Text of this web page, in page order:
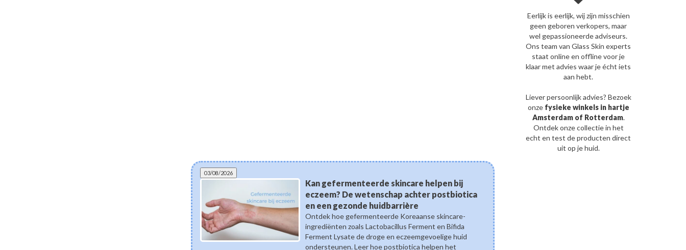
Eerlijk is eerlijk, wij zijn misschien
geen geboren verkopers, maar
wel gepassioneerde adviseurs.
Ons team van Glass Skin experts
staat online en offline voor je
klaar met advies waar je écht iets
aan hebt.
Liever persoonlijk advies? Bezoek
onze fysieke winkels in hartje
Amsterdam of Rotterdam.
Ontdek onze collectie in het
echt en test de producten direct
uit op je huid.
Micro-needling in een flesje: Alles wat je moet
van ingrediënten boosten, de celvernieuwing versnellen
03/08/2026
Kan gefermenteerde skincare helpen bij
eczeem? De wetenschap achter postbiotica
en een gezonde huidbarrière
Ontdek hoe gefermenteerde Koreaanse skincare-
ingrediënten zoals Lactobacillus Ferment en Bifida
Ferment Lysate de droge en eczeemgevoelige huid
ondersteunen. Leer hoe postbiotica helpen het